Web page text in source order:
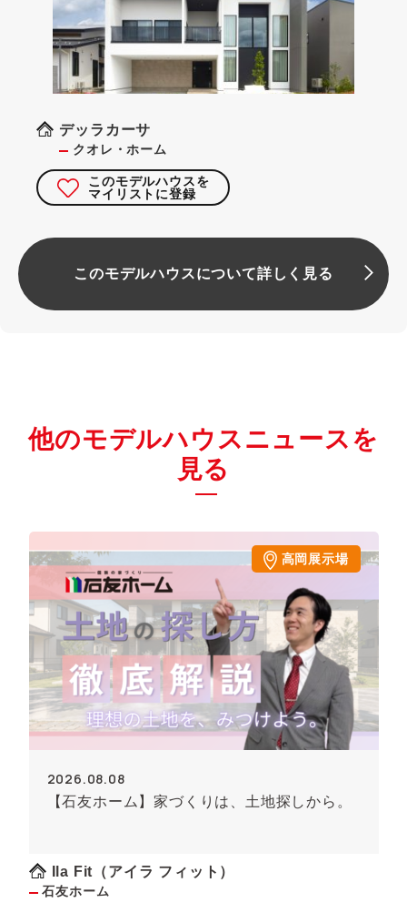
デッラカーサ
クオレ・ホーム
このモデルハウスを
マイリストに登録
このモデルハウスについて詳しく見る
他のモデルハウスニュースを
見る
高岡展示場
2026.08.08
【石友ホーム】家づくりは、土地探しから。
Ila Fit（アイラ フィット）
石友ホーム